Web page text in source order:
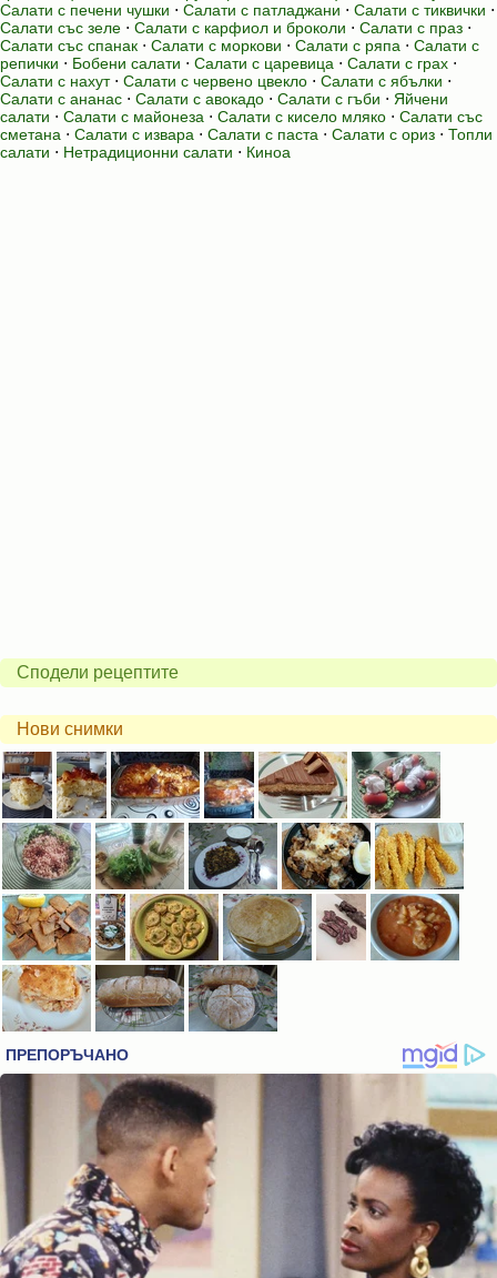
Салати с печени чушки ⋅ Салати с патладжани ⋅ Салати с тиквички ⋅
Салати със зеле ⋅ Салати с карфиол и броколи ⋅ Салати с праз ⋅
Салати със спанак ⋅ Салати с моркови ⋅ Салати с ряпа ⋅ Салати с
репички ⋅ Бобени салати ⋅ Салати с царевица ⋅ Салати с грах ⋅
Салати с нахут⋅ Салати с червено цвекло ⋅ Салати с ябълки ⋅
Салати с ананас ⋅ Салати с авокадо ⋅ Салати с гъби ⋅ Яйчени
салати ⋅ Салати с майонеза ⋅ Салати с кисело мляко ⋅ Салати със
сметана ⋅ Салати с извара ⋅ Салати с паста ⋅ Салати с ориз ⋅ Топли
салати ⋅ Нетрадиционни салати ⋅ Киноа
Сподели рецептите
Нови снимки